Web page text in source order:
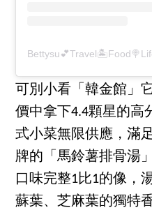
可別小看「韓金館」
價中拿下4.4顆星的高
式小菜無限供應，滿
牌的「馬鈴薯排骨湯
口味完整1比1的像，
蘇葉、芝麻葉的獨特